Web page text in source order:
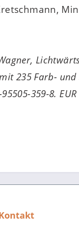
235 Farb-
359-8.